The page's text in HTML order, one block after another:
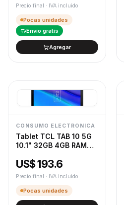
Precio final · IVA incluido
Pocas unidades
Envío gratis
Agregar
CONSUMO ELECTRONICA
Tablet TCL TAB 10 5G
10.1" 32GB 4GB RAM
US$ 193.6
Precio final · IVA incluido
Pocas unidades